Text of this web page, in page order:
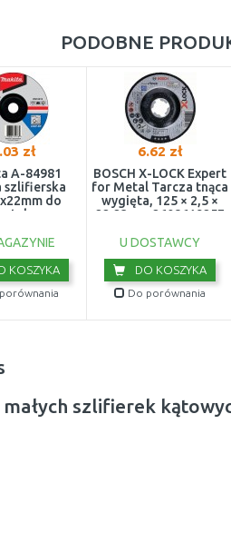
PODOBNE
zł
A-84981
szlifierska
do
metalu
KOSZYKA
6.62 zł
BOSCH X-LOCK Expert
for Metal Tarcza tnąca
wygięta, 125 × 2,5 ×
22,23mm 2608619257
U DOSTAWCY
DO KOSZYKA
Do porównania
szlifierek